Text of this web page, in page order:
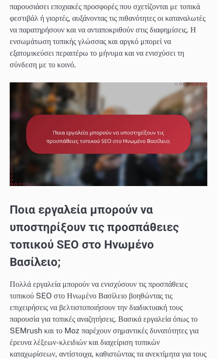
παρουσιάσει εποχιακές προσφορές που σχετίζονται με τοπικά
φεστιβάλ ή γιορτές, αυξάνοντας τις πιθανότητες οι καταναλωτές
να παρατηρήσουν και να ανταποκριθούν στις διαφημίσεις. Η
ενσωμάτωση τοπικής γλώσσας και αργκό μπορεί να
εξατομικεύσει περαιτέρω το μήνυμα και να ενισχύσει τη
σύνδεση με το κοινό.
Ποια εργαλεία μπορούν να
υποστηρίξουν τις προσπάθειες
τοπικού SEO στο Ηνωμένο
Βασίλειο;
Πολλά εργαλεία μπορούν να ενισχύσουν τις προσπάθειες
τοπικού SEO στο Ηνωμένο Βασίλειο βοηθώντας τις
επιχειρήσεις να βελτιστοποιήσουν την διαδικτυακή τους
παρουσία για τοπικές αναζητήσεις. Βασικά εργαλεία όπως το
SEMrush και το Moz παρέχουν σημαντικές δυνατότητες για
έρευνα λέξεων-κλειδιών και διαχείριση τοπικών
καταχωρίσεων, αντίστοιχα, καθιστώντας τα ανεκτίμητα για τους